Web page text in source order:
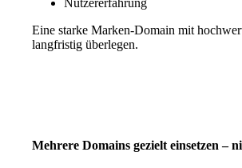
Nutzererfahrung
Eine starke Marken-Domain mit
langfristig überlegen.
Mehrere Domains gezielt einsetzen –